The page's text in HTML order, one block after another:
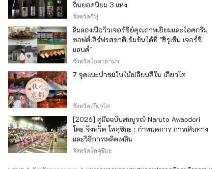
ถิ่นยอดนิยม 3 แห่ง
จังหวัดกิฟุ
ลิ้มลองเนื้อวัวเจอร์ซีย์คุณภาพเยี่ยมและไอศกรีม
ซอฟต์เสิร์ฟรสชาติเข้มข้นได้ที่ "ฮิรุเซ็น เจอร์ซี่
แลนด์"
จังหวัดโอคายาม่า
7 จุดแนะนำชมใบไม้เปลี่ยนสีใน เกียวโต
จังหวัดเกียวโต
[2026] คู่มือฉบับสมบูรณ์ Naruto Awaodori
โตะ จังหวัด โทคุชิมะ : กำหนดการ การเดินทาง
และวิธีการเพลิดเพลิน
จังหวัดโทคุชิมะ